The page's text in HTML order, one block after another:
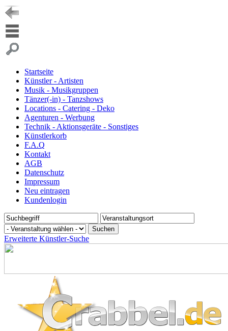
Startseite
Künstler - Artisten
Musik - Musikgruppen
Tänzer(-in) - Tanzshows
Locations - Catering - Deko
Agenturen - Werbung
Technik - Aktionsgeräte - Sonstiges
Künstlerkorb
F.A.Q
Kontakt
AGB
Datenschutz
Impressum
Neu eintragen
Kundenlogin
Erweiterte Künstler-Suche